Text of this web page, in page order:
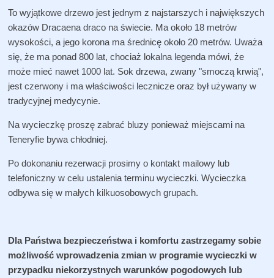
To wyjątkowe drzewo jest jednym z najstarszych i największych
okazów Dracaena draco na świecie. Ma około 18 metrów
wysokości, a jego korona ma średnicę około 20 metrów. Uważa
się, że ma ponad 800 lat, chociaż lokalna legenda mówi, że
może mieć nawet 1000 lat. Sok drzewa, zwany "smoczą krwią",
jest czerwony i ma właściwości lecznicze oraz był używany w
tradycyjnej medycynie.
Na wycieczkę proszę zabrać bluzy ponieważ miejscami na
Teneryfie bywa chłodniej.
Po dokonaniu rezerwacji prosimy o kontakt mailowy lub
telefoniczny w celu ustalenia terminu wycieczki. Wycieczka
odbywa się w małych kilkuosobowych grupach.
Dla Państwa bezpieczeństwa i komfortu zastrzegamy sobie
możliwość wprowadzenia zmian w programie wycieczki w
przypadku niekorzystnych warunków pogodowych lub